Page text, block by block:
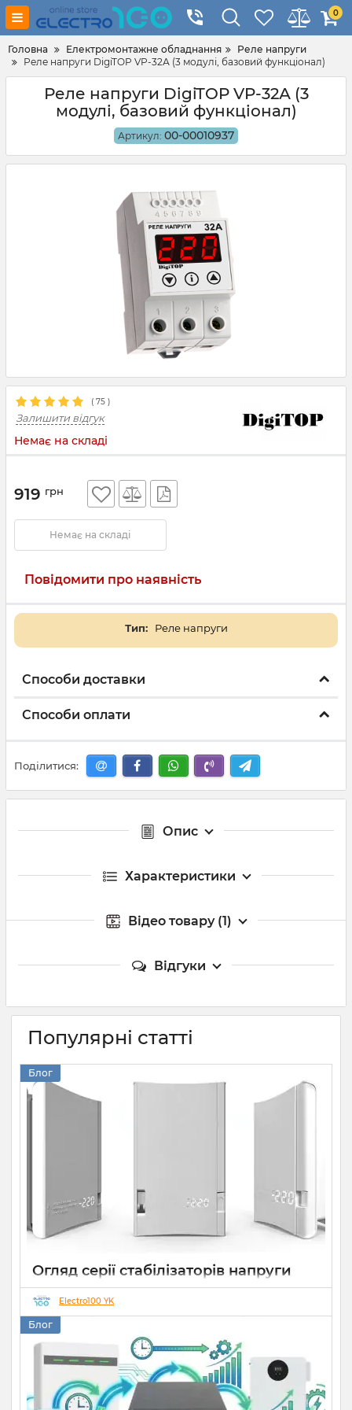
0
Головна Електромонтажне обладнання
Реле напруги
Реле напруги DigiTOP VP-32А (3 модулі, базовий функціонал)
Реле напруги DigiTOP VP-32А (3
модулі, базовий функціонал)
Артикул: 00-00010937
( 75 )
Залишити відгук
Немає на складі
919 грн
Немає на складі
Повідомити про наявність
Тип: Реле напруги
Способи доставки
Способи оплати
Поділитися:
Опис
Характеристики
Відео товару (1)
Відгуки
Популярні статті
Блог
Огляд серії стабілізаторів напруги
Елекс АНТС: більше ніж просто
захист
22 07 2026
Electro100 YK
Блог